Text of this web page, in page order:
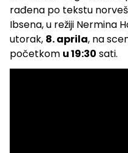
rađena po tekstu
Ibsena, u režiji Nermina
utorak, 8. aprila, na
početkom u 19:30 sati.